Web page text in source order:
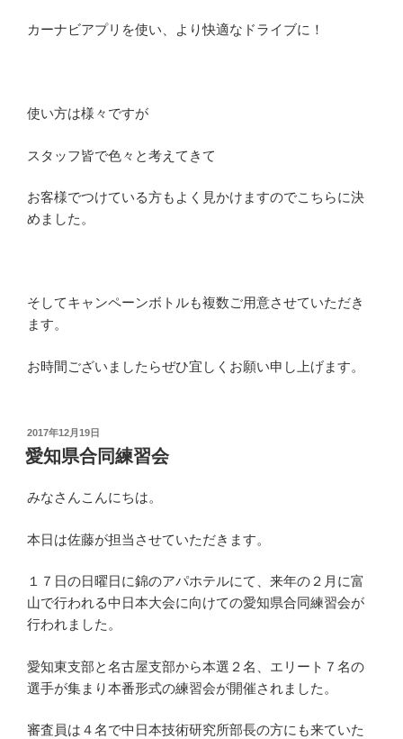
カーナビアプリを使い、より快適なドライブに！
使い方は様々ですが
スタッフ皆で色々と考えてきて
お客様でつけている方もよく見かけますのでこちらに決
めました。
そしてキャンペーンボトルも複数ご用意させていただき
ます。
お時間ございましたらぜひ宜しくお願い申し上げます。
投
稿
日:
2017年12月19日
愛知県合同練習会
みなさんこんにちは。
本日は佐藤が担当させていただきます。
１７日の日曜日に錦のアパホテルにて、来年の２月に富
山で行われる中日本大会に向けての愛知県合同練習会が
行われました。
愛知東支部と名古屋支部から本選２名、エリート７名の
選手が集まり本番形式の練習会が開催されました。
審査員は４名で中日本技術研究所部長の方にも来ていた